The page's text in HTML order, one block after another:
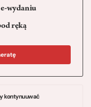
wydaniu
ręką
kontynuuwać